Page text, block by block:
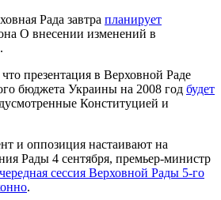
Рада завтра планирует
О внесении изменений в
презентация в Верховной Раде
бюджета Украины на 2008 год будет
Конституцией и
и оппозиция настаивают на
Рады 4 сентября, премьер-министр
сессия Верховной Рады 5-го
.